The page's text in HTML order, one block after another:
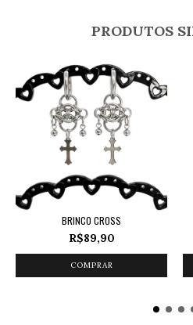
PRODUTOS
BRINCO CROSS
R$89,90